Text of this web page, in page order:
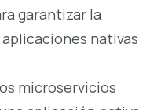
garantizar la
nativas
microservicios